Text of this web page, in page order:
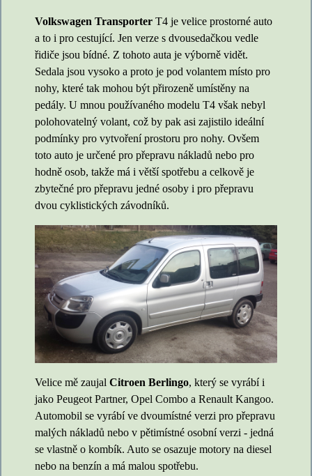
Volkswagen Transporter T4 je velice prostorné auto
a to i pro cestující. Jen verze s dvousedačkou vedle
řidiče jsou bídné. Z tohoto auta je výborně vidět.
Sedala jsou vysoko a proto je pod volantem místo pro
nohy, které tak mohou být přirozeně umístěny na
pedály. U mnou používaného modelu T4 však nebyl
polohovatelný volant, což by pak asi zajistilo ideální
podmínky pro vytvoření prostoru pro nohy. Ovšem
toto auto je určené pro přepravu nákladů nebo pro
hodně osob, takže má i větší spotřebu a celkově je
zbytečné pro přepravu jedné osoby i pro přepravu
dvou cyklistických závodníků.
Velice mě zaujal Citroen Berlingo, který se vyrábí i
jako Peugeot Partner, Opel Combo a Renault Kangoo.
Automobil se vyrábí ve dvoumístné verzi pro přepravu
malých nákladů nebo v pětimístné osobní verzi - jedná
se vlastně o kombík. Auto se osazuje motory na diesel
nebo na benzín a má malou spotřebu.